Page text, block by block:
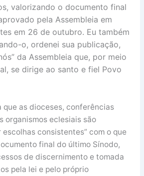
valorizando o documento final
pela Assembleia em
em 26 de outubro. Eu também
o, ordenei sua publicação,
da Assembleia que, por meio
se dirige ao santo e fiel Povo
que as dioceses, conferências
organismos eclesiais são
escolhas consistentes” com o que
final do último Sínodo,
de discernimento e tomada
pela lei e pelo próprio